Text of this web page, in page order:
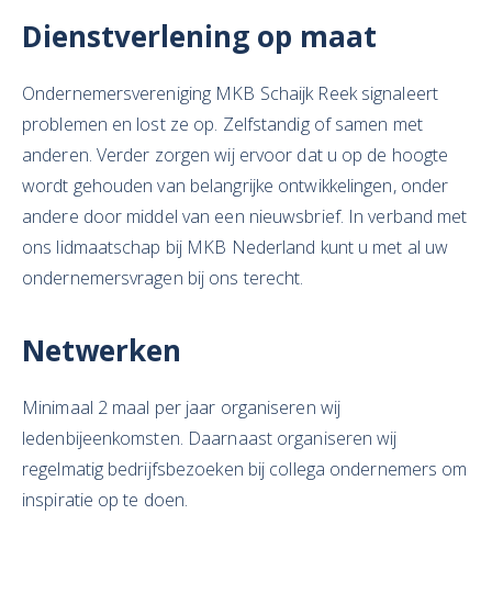
Dienstverlening op maat
Ondernemersvereniging MKB Schaijk Reek signaleert
problemen en lost ze op. Zelfstandig of samen met
anderen. Verder zorgen wij ervoor dat u op de hoogte
wordt gehouden van belangrijke ontwikkelingen, onder
andere door middel van een nieuwsbrief. In verband met
ons lidmaatschap bij MKB Nederland kunt u met al uw
ondernemersvragen bij ons terecht.
Netwerken
Minimaal 2 maal per jaar organiseren wij
ledenbijeenkomsten. Daarnaast organiseren wij
regelmatig bedrijfsbezoeken bij collega ondernemers om
inspiratie op te doen.